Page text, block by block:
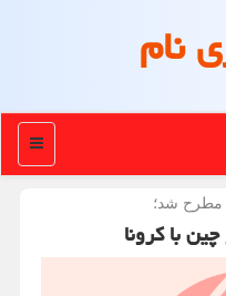
نام
منو
مطرح شد؛
با كرونا